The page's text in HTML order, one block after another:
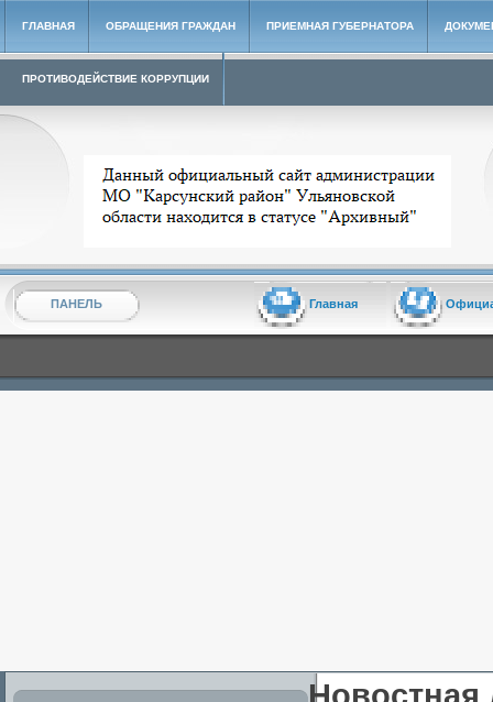
ГЛАВНАЯ ОБРАЩЕНИЯ ГРАЖДАН ПРИЕМНАЯ ГУБЕРНАТОРА
ПРОТИВОДЕЙСТВИЕ КОРРУПЦИИ
Архивный сайт администрации МО "Карсунский район"
ПАНЕЛЬ Главная